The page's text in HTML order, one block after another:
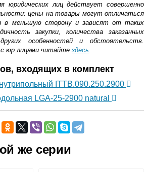
юридических лиц действует совершенно
цены на товары могут отличаться
в меньшую сторону и зависят от таких
закупки, количества заказанных
особенностей и обстоятельств.
юр.лицами читайте здесь.
входящих в комплект
ITTB.090.250.2900
LGA-25-2900 natural
же серии